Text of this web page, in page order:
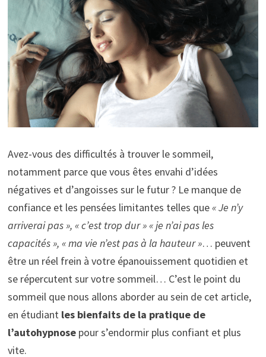
Avez-vous des difficultés à trouver le sommeil,
notamment parce que vous êtes envahi d’idées
négatives et d’angoisses sur le futur ? Le manque de
confiance et les pensées limitantes telles que« Je n’y
arriverai pas », « c’est trop dur » « je n’ai pas les
capacités », « ma vie n’est pas à la hauteur »… peuvent
être un réel frein à votre épanouissement quotidien et
se répercutent sur votre sommeil… C’est le point du
sommeil que nous allons aborder au sein de cet article,
en étudiant les bienfaits de la pratique de
l’autohypnosepour s’endormir plus confiant et plus
vite.